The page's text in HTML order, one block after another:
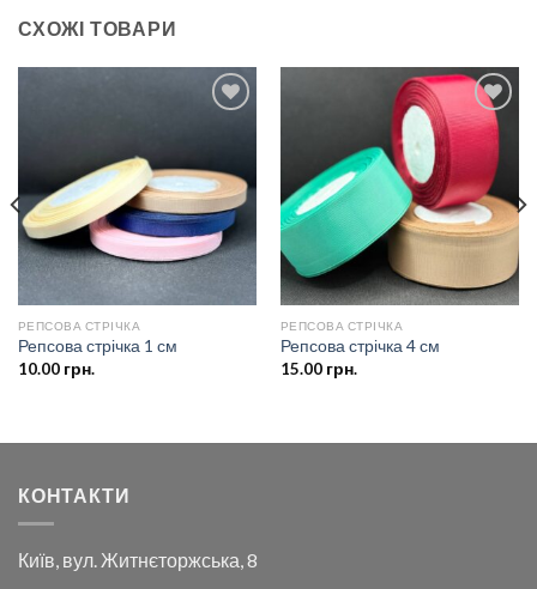
СХОЖІ ТОВАРИ
бажань
РЕПСОВА СТРІЧКА
Репсова стрічка 1 см
10.00грн.
Додати
списку
бажань
РЕПСОВА СТРІЧКА
Репсова стрічка 4 см
15.00грн.
КОНТАКТИ
Київ, вул. Житнєторжська, 8